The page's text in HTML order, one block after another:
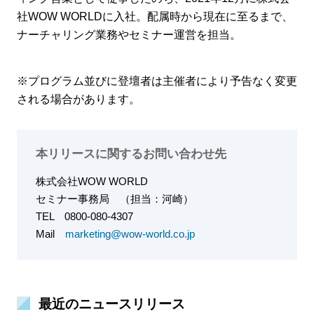
社WOW WORLDに入社。配属時から現在に至るまで、
ナーチャリング業務やセミナー運営を担当。
※プログラム並びに登壇者は主催者により予告なく変更
される場合があります。
本リリースに関するお問い合わせ先
株式会社WOW WORLD
セミナー事務局
（担当：河崎）
TEL 0800-080-4307
Mail marketing@wow-world.co.jp
最近のニュースリリース